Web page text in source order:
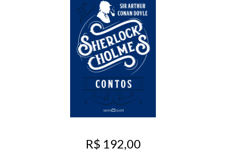
R$ 192,00